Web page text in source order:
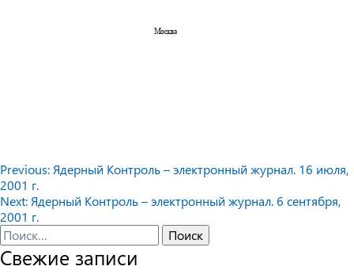
Навигация
по
записям
Previous: Ядерный Контроль – электронный журнал. 16 июля,
2001 г.
Next: Ядерный Контроль – электронный журнал. 6 сентября,
2001 г.
Найти:
Свежие записи